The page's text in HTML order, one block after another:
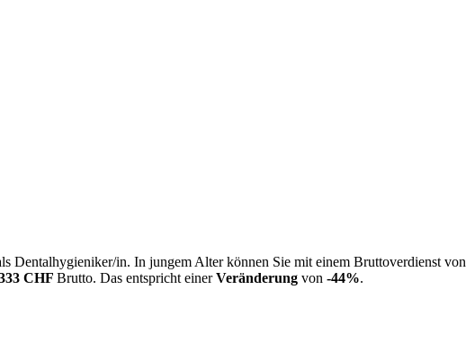
Dentalhygieniker/in. In jungem Alter können Sie mit einem Bruttoverdienst von
CHF Brutto. Das entspricht einerVeränderung von -44%.